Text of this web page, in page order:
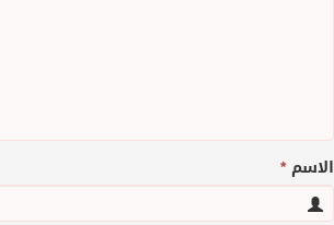
الاسم*